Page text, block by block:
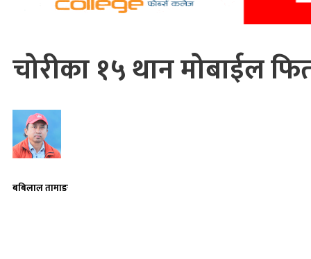
चोरीका १५ थान मोबाईल
बबिलाल तामाङ